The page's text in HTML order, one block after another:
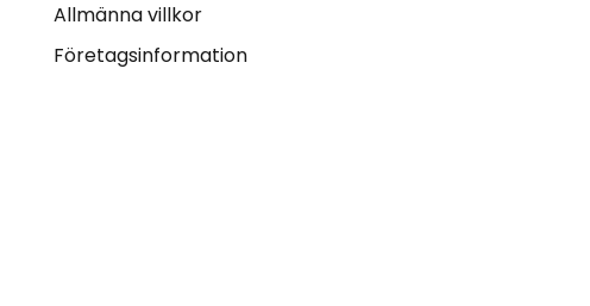
Allmänna villkor
Företagsinformation